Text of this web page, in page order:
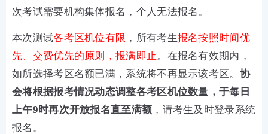
次考试需要机构集体报名，个人无法报名。
本次测试各考区机位有限 ，所有考生报名按照时间优
先、交费优先的原则，报满即止。在报名有效期内，
如所选择考区名额已满，系统将不再显示该考区。 协
会将根据报考情况动态调整各考区机位数量，于每日
上午9时再次开放报名直至满额 ，请考生及时登录系统
报名。